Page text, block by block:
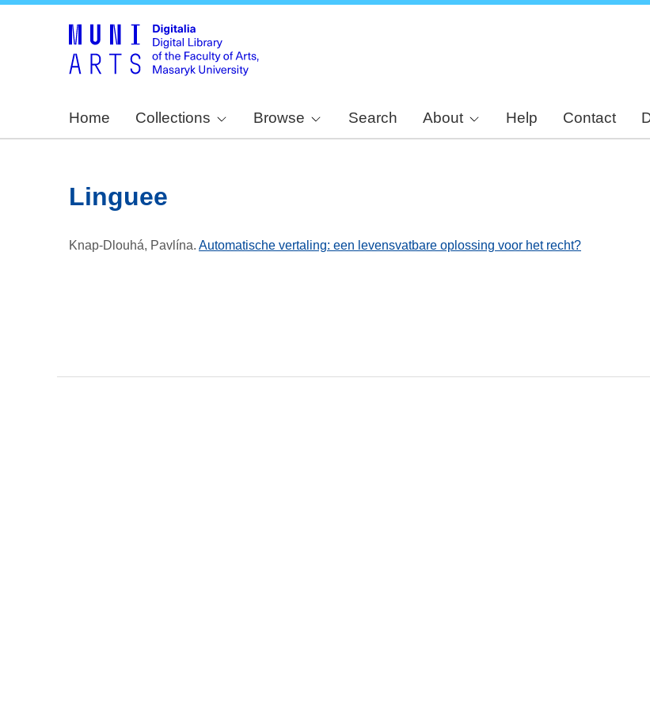
Home Collections Browse Search About Help Contact
Linguee
Knap-Dlouhá, Pavlína. Automatische vertaling: een levensvatbare oplossing voor het recht?